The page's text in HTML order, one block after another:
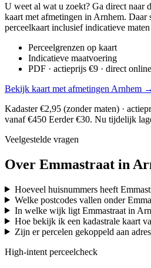
U weet al wat u zoekt? Ga direct naar
kaart met afmetingen in Arnhem. Daar
perceelkaart inclusief indicatieve
Perceelgrenzen op kaart
Indicatieve maatvoering
PDF · actieprijs €9 · direct online
Bekijk kaart met afmetingen Arnhem →
Kadaster €2,95 (zonder maten) ·
vanaf €450 Eerder €30. Nu tijdelijk
Veelgestelde vragen
Over Emmastraat in
Hoeveel huisnummers heeft
Welke postcodes vallen onder
In welke wijk ligt Emmastraat in
Hoe bekijk ik een kadastrale kaart
Zijn er percelen gekoppeld aan
High-intent perceelcheck